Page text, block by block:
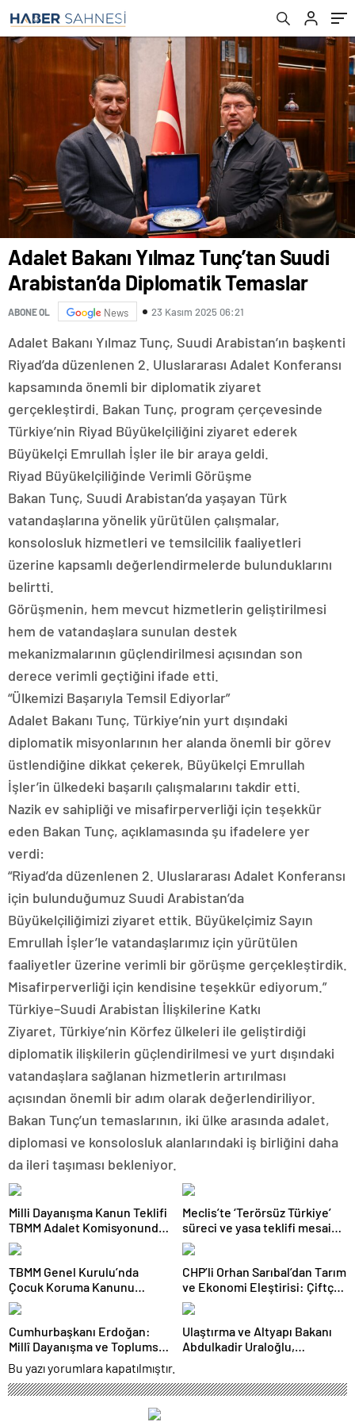
Adalet Bakanı Yılmaz Tunç’tan Suudi
Arabistan’da Diplomatik Temaslar
ABONE OL News 23 Kasım 2025 06:21
Adalet Bakanı Yılmaz Tunç, Suudi Arabistan’ın başkenti
Riyad’da düzenlenen 2. Uluslararası Adalet Konferansı
kapsamında önemli bir diplomatik ziyaret
gerçekleştirdi. Bakan Tunç, program çerçevesinde
Türkiye’nin Riyad Büyükelçiliğini ziyaret ederek
Büyükelçi Emrullah İşler ile bir araya geldi.
Riyad Büyükelçiliğinde Verimli Görüşme
Bakan Tunç, Suudi Arabistan’da yaşayan Türk
vatandaşlarına yönelik yürütülen çalışmalar,
konsolosluk hizmetleri ve temsilcilik faaliyetleri
üzerine kapsamlı değerlendirmelerde bulunduklarını
belirtti.
Görüşmenin, hem mevcut hizmetlerin geliştirilmesi
hem de vatandaşlara sunulan destek
mekanizmalarının güçlendirilmesi açısından son
derece verimli geçtiğini ifade etti.
“Ülkemizi Başarıyla Temsil Ediyorlar”
Adalet Bakanı Tunç, Türkiye’nin yurt dışındaki
diplomatik misyonlarının her alanda önemli bir görev
üstlendiğine dikkat çekerek, Büyükelçi Emrullah
İşler’in ülkedeki başarılı çalışmalarını takdir etti.
Nazik ev sahipliği ve misafirperverliği için teşekkür
eden Bakan Tunç, açıklamasında şu ifadelere yer
verdi:
“Riyad’da düzenlenen 2. Uluslararası Adalet Konferansı
için bulunduğumuz Suudi Arabistan’da
Büyükelçiliğimizi ziyaret ettik. Büyükelçimiz Sayın
Emrullah İşler’le vatandaşlarımız için yürütülen
faaliyetler üzerine verimli bir görüşme gerçekleştirdik.
Misafirperverliği için kendisine teşekkür ediyorum.”
Türkiye–Suudi Arabistan İlişkilerine Katkı
Ziyaret, Türkiye’nin Körfez ülkeleri ile geliştirdiği
diplomatik ilişkilerin güçlendirilmesi ve yurt dışındaki
vatandaşlara sağlanan hizmetlerin artırılması
açısından önemli bir adım olarak değerlendiriliyor.
Bakan Tunç’un temaslarının, iki ülke arasında adalet,
diplomasi ve konsolosluk alanlarındaki iş birliğini daha
da ileri taşıması bekleniyor.
Milli Dayanışma Kanun Teklifi
TBMM Adalet Komisyonunda
kabul edildi
Meclis’te ‘Terörsüz Türkiye’
süreci ve yasa teklifi mesaisi:
Partilerden çarpıcı
açıklamalar
TBMM Genel Kurulu’nda
Çocuk Koruma Kanunu
teklifinde yeni maddeler
kabul edildi
CHP’li Orhan Sarıbal’dan Tarım
ve Ekonomi Eleştirisi: Çiftçi
Kaderiyle Baş Başa Kaldı
Cumhurbaşkanı Erdoğan:
Millî Dayanışma ve Toplumsal
Bütünleşmenin
Güçlendirilmesine Dair Kanun
Teklifi Gazi Meclisimizin
Ulaştırma ve Altyapı Bakanı
Abdulkadir Uraloğlu,
Bu yazı yorumlara kapatılmıştır.